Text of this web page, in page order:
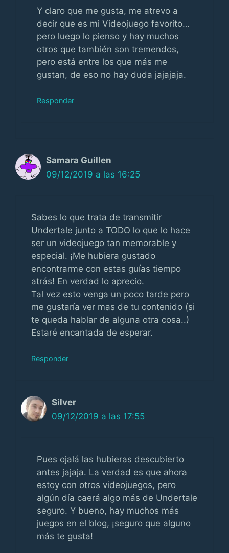
Y claro que me gusta, me atrevo a
decir que es mi Videojuego favorito…
pero luego lo pienso y hay muchos
otros que también son tremendos,
pero está entre los que más me
gustan, de eso no hay duda jajajaja.
Responder
Samara Guillen
09/12/2019 a las 16:25
Sabes lo que trata de transmitir
Undertale junto a TODO lo que lo hace
ser un videojuego tan memorable y
especial. ¡Me hubiera gustado
encontrarme con estas guías tiempo
atrás! En verdad lo aprecio.
Tal vez esto venga un poco tarde pero
me gustaría ver mas de tu contenido (si
te queda hablar de alguna otra cosa..)
Estaré encantada de esperar.
Responder
Silver
09/12/2019 a las 17:55
Pues ojalá las hubieras descubierto
antes jajaja. La verdad es que ahora
estoy con otros videojuegos, pero
algún día caerá algo más de Undertale
seguro. Y bueno, hay muchos más
juegos en el blog, ¡seguro que alguno
más te gusta!